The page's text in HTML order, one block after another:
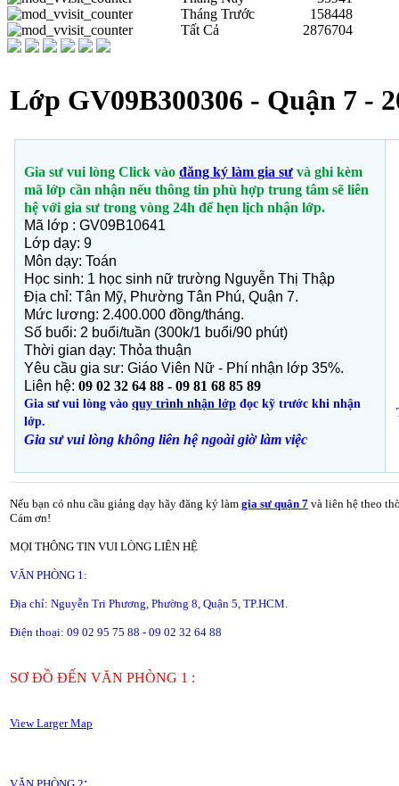
Tháng Trước
158448
Tất Cả
2876704
Lớp GV09B300306 - Quận 7 -
Gia sư vui lòng Click vào đăng ký làm gia sư và ghi kèm
mã lớp cần nhận nếu thông tin phù hợp trung tâm sẽ liên
hệ với gia sư trong vòng 24h để hẹn lịch nhận lớp.
Mã lớp : GV09B10641
Lớp dạy: 9
Môn dạy: Toán
Học sinh: 1 học sinh nữ trường Nguyễn Thị Thập
Địa chỉ: Tân Mỹ, Phường Tân Phú, Quận 7.
Mức lương: 2.400.000 đồng/tháng.
Số buổi: 2 buổi/tuần (300k/1 buổi/90 phút)
Thời gian dạy: Thỏa thuận
Yêu cầu gia sư: Giáo Viên Nữ - Phí nhận lớp 35%.
Liên hệ: 09 02 32 64 88 - 09 81 68 85 89
Gia sư vui lòng vào quy trình nhận lớp đọc kỹ trước khi nhận
lớp.
Gia sư vui lòng không liên hệ ngoài giờlàm việc
Nếu bạn có nhu cầu giảng dạy hãy đăng ký làm gia sư quận 7 và liên hệ theo
Cám ơn!
MỌI THÔNG TIN VUI LÒNG LIÊN HỆ
VĂN PHÒNG 1:
Địa chỉ: Nguyễn Tri Phương, Phường 8, Quận 5, TP.HCM.
Điện thoại: 09 02 95 75 88 - 09 02 32 64 88
SƠ ĐỒ ĐẾN VĂN PHÒNG 1 :
View Larger Map